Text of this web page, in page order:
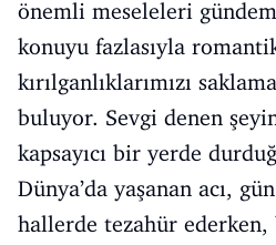
önemli meseleleri
konuyu fazlasıyla
kırılganlıklarımızı
buluyor. Sevgi denen
kapsayıcı bir yerde
Dünya’da yaşanan acı,
hallerde tezahür